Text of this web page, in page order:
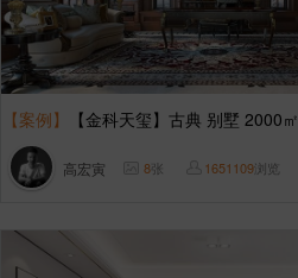
【案例】 【金科天玺】古典 别墅 2000㎡
高宏寅 8张 1651109浏览